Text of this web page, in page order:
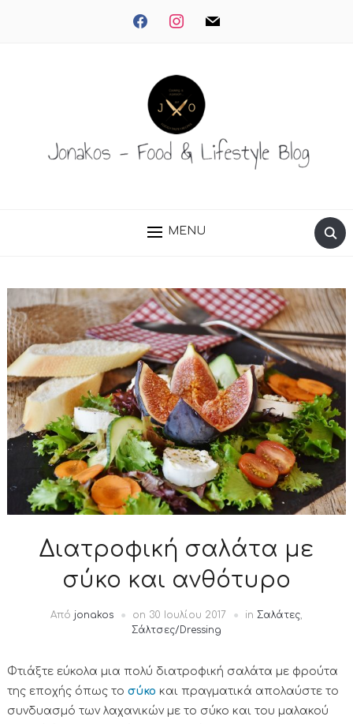
facebookinstagrammail
MENU
Διατροφική σαλάτα με
σύκο και ανθότυρο
Από jonakos on 30 Ιουλίου 2017 in Σαλάτες,
Σάλτσες/Dressing
Φτιάξτε εύκολα μια πολύ διατροφική σαλάτα με φρούτα
της εποχής όπως το σύκο και πραγματικά απολαύστε το
συνδυασμό των λαχανικών με το σύκο και του μαλακού